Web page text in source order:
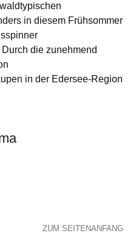
in diesem Frühsommer
die zunehmend
in der Edersee-Region
ZUM SEITENANFANG